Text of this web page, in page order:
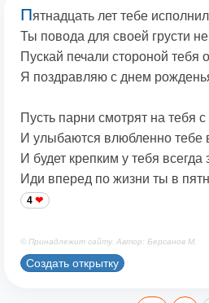
Пятнадцать лет тебе
Ты повода для своей грусти
Пускай печали стороной тебя
Я поздравляю с днем
Пусть парни смотрят на тебя
И улыбаются влюбленно тебе
И будет крепким у тебя всегда
Иди вперед по жизни ты в
4
© Принадлежит сайту. Автор: Берсанов М.
Создать открытку